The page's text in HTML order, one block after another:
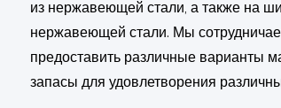
из нержавеющей стали, а также на
нержавеющей стали. Мы
предоставить различные варианты
запасы для удовлетворения